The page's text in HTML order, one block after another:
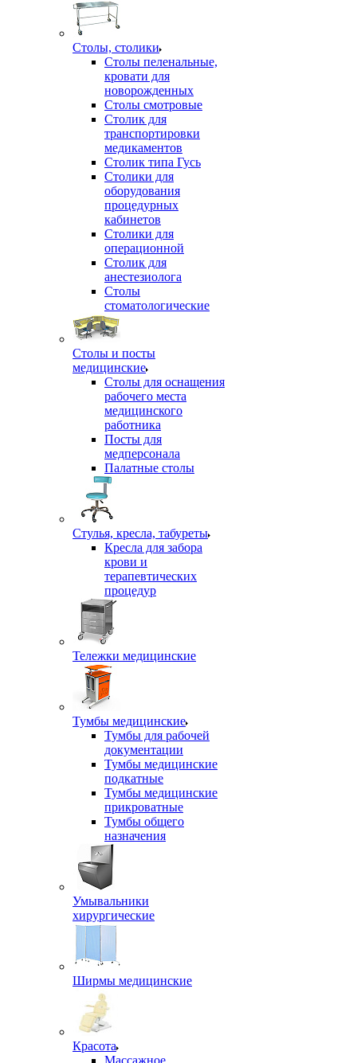
Столы, столики
Столы пеленальные,
кровати для
новорожденных
Столы смотровые
Столик для
транспортировки
медикаментов
Столик типа Гусь
Столики для
оборудования
процедурных
кабинетов
Столики для
операционной
Столик для
анестезиолога
Столы
стоматологические
Столы и посты
медицинские
Столы для оснащения
рабочего места
медицинского
работника
Посты для
медперсонала
Палатные столы
Стулья, кресла, табуреты
Кресла для забора
крови и
терапевтических
процедур
Тележки медицинские
Тумбы медицинские
Тумбы для рабочей
документации
Тумбы медицинские
подкатные
Тумбы медицинские
прикроватные
Тумбы общего
назначения
Умывальники
хирургические
Ширмы медицинские
Красота
Массажное